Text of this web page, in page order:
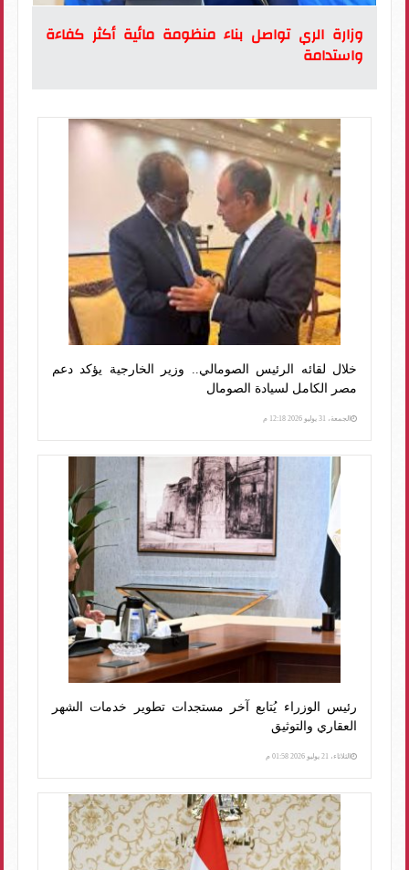
وزارة الري تواصل بناء منظومة مائية أكثر كفاءة
واستدامة
خلال لقائه الرئيس الصومالي.. وزير الخارجية يؤكد دعم
مصر الكامل لسيادة الصومال
الجمعة، 31 يوليو 2026 12:18 م
رئيس الوزراء يُتابع آخر مستجدات تطوير خدمات الشهر
العقاري والتوثيق
الثلاثاء، 21 يوليو 2026 01:58 م